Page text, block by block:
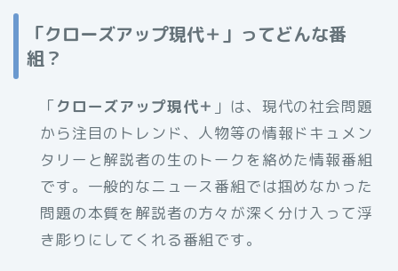
「クローズアップ現代＋」ってどんな番
組？
「クローズアップ現代＋ 」は、現代の社会問題
から注目のトレンド、人物等の情報ドキュメン
タリーと解説者の生のトークを絡めた情報番組
です。一般的なニュース番組では掴めなかった
問題の本質を解説者の方々が深く分け入って浮
き彫りにしてくれる番組です。